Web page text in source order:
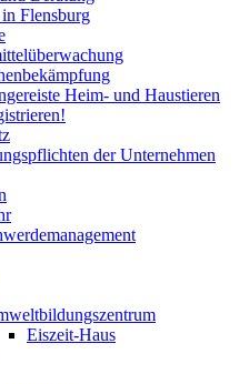
Flensburg
Heim- und Haustieren
der Unternehmen
Eiszeit-Haus